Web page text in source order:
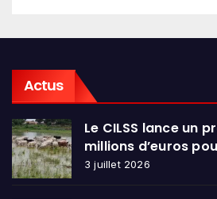
Actus
Le CILSS lance un
millions d’euros
3 juillet 2026